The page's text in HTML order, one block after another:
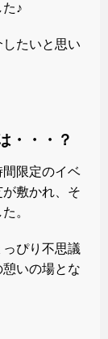
♪
たいと思い
・・・？
限定のイベ
敷かれ、そ
。
ぴり不思議
いの場とな